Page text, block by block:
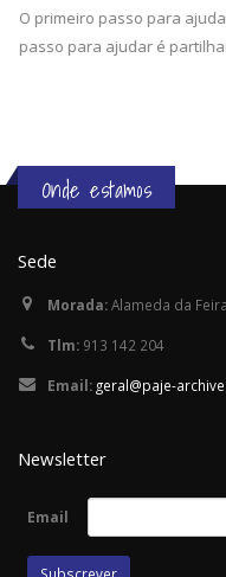
O primeiro passo para
passo para ajudar é
Onde estamos
Sede
Morada:Alameda da
Tlm: 913 142 204
Email: geral@paje-
Newsletter
Email